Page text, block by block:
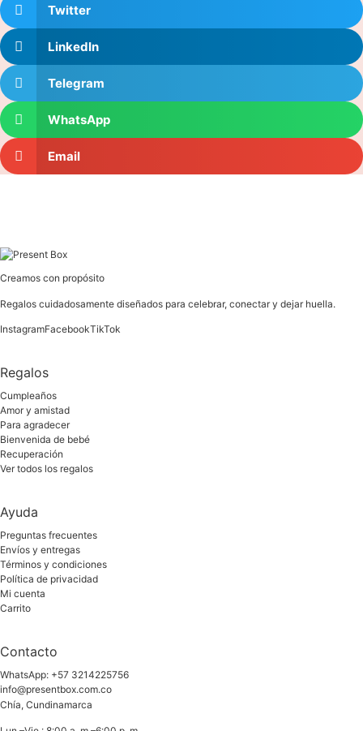
Twitter
LinkedIn
Telegram
WhatsApp
Email
Creamos con propósito
Regalos cuidadosamente diseñados para celebrar, conectar y dejar huella.
InstagramFacebookTikTok
Regalos
Cumpleaños
Amor y amistad
Para agradecer
Bienvenida de bebé
Recuperación
Ver todos los regalos
Ayuda
Preguntas frecuentes
Envíos y entregas
Términos y condiciones
Política de privacidad
Mi cuenta
Carrito
Contacto
WhatsApp: +57 3214225756
info@presentbox.com.co
Chía, Cundinamarca